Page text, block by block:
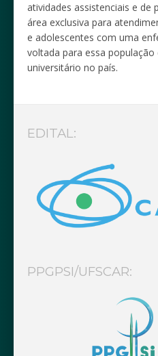
atividades assistenciais e de
área exclusiva para
e adolescentes com uma
voltada para essa
universitário no país.
EDITAL:
PPGPSI/UFSCAR: